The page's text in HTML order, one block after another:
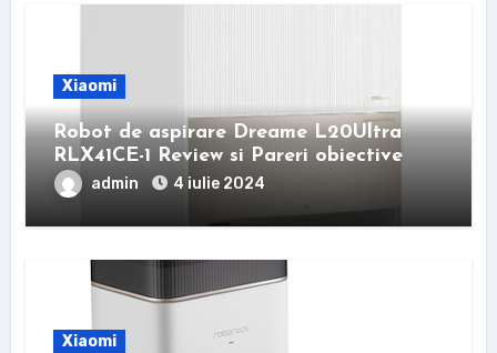
Xiaomi
Robot de aspirare Dreame L20Ultra
RLX41CE-1 Review si Pareri obiective
admin 4 iulie 2024
Xiaomi